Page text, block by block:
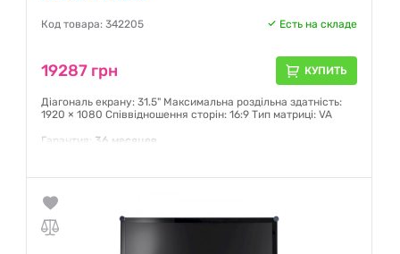
Код товара: 342205 Есть на складе
19287 грн КУПИТЬ
Діагональ екрану: 31.5" Максимальна роздільна здатність:
1920 × 1080 Співвідношення сторін: 16:9 Тип матриці: VA
Гарантия: 36 месяцев